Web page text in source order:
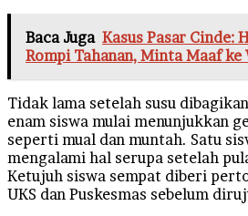
Baca Juga Kasus Pasar Cinde:
Rompi Tahanan, Minta Maaf ke
Tidak lama setelah susu
enam siswa mulai menunjukkan
seperti mual dan muntah. Satu
mengalami hal serupa setelah
Ketujuh siswa sempat diberi
UKS dan Puskesmas sebelum